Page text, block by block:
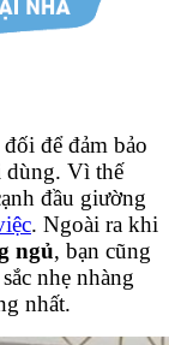
để đảm bảo
dùng. Vì thế
đầu giường
. Ngoài ra khi
ngủ, bạn cũng
nhẹ nhàng
nhất.